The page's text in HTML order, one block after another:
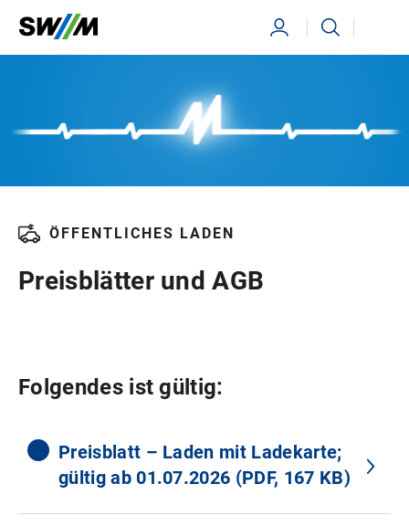
Ihr Suchbegriff Suchen
ÖFFENTLICHES LADEN
Preisblätter und AGB
Folgendes ist gültig:
Preisblatt – Laden mit Ladekarte;
gültig ab 01.07.2026 (PDF, 167 KB)